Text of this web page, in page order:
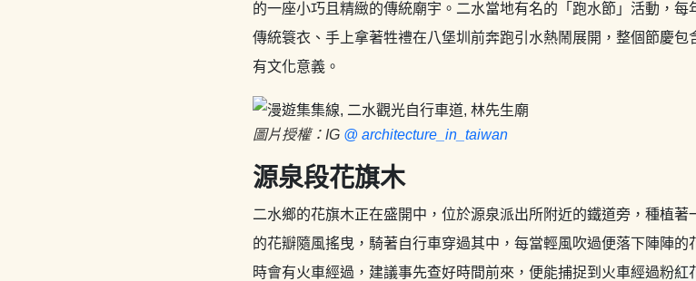
的一座小巧且精緻的傳統廟宇。二水當地有名的「跑水節」活動，
傳統簑衣、手上拿著牲禮在八堡圳前奔跑引水熱鬧展開，整個節慶
有文化意義。
圖片授權：IG @ architecture_in_taiwan
源泉段花旗木
二水鄉的花旗木正在盛開中，位於源泉派出所附近的鐵道旁，種植
的花瓣隨風搖曳，騎著自行車穿過其中，每當輕風吹過便落下陣陣
時會有火車經過，建議事先查好時間前來，便能捕捉到火車經過粉紅